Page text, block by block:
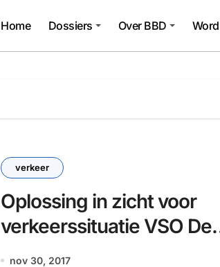
Home Dossiers Over BBD
verkeer
Oplossing in zicht voor
verkeerssituatie VSO De
Meerklank
nov 30, 2017